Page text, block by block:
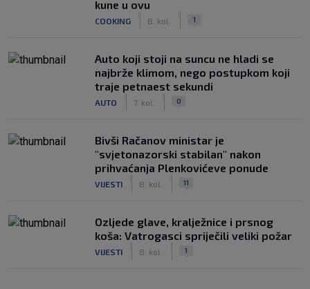
kune u ovu
COOKING 8. kol. 1
Auto koji stoji na suncu ne hladi se
najbrže klimom, nego postupkom koji
traje petnaest sekundi
AUTO 7. kol. 0
Bivši Račanov ministar je
"svjetonazorski stabilan" nakon
prihvaćanja Plenkovićeve ponude
VIJESTI 8. kol. 11
Ozljede glave, kralježnice i prsnog
koša: Vatrogasci spriječili veliki požar
VIJESTI 8. kol. 1